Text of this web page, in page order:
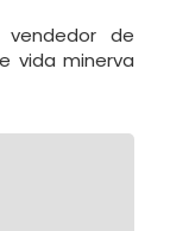
vendedor de
vida minerva